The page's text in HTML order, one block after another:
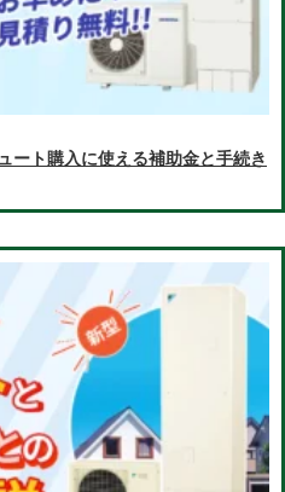
ート購入に使える補助金と手続き